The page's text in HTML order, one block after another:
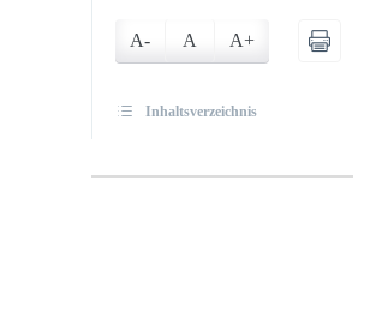
A- A A+
Inhaltsverzeichnis